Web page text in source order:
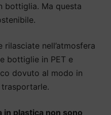
bottiglia. Ma questa
rilasciate nell’atmosfera
bottiglie in PET e
dovuto al modo in
in plastica non sono